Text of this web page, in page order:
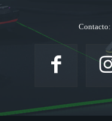
Contacto: